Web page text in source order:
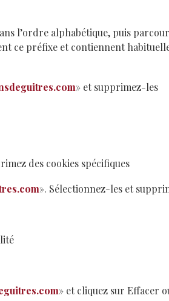
l’ordre alphabétique, puis
ce préfixe et contiennent
» et supprimez-les
des cookies spécifiques
». Sélectionnez-les et
» et cliquez sur Effacer